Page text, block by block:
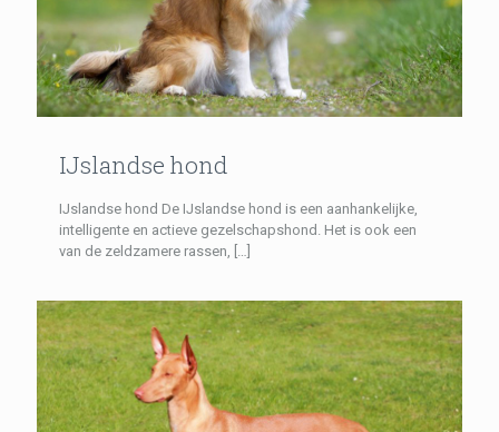
IJslandse hond
IJslandse hond De IJslandse hond is een aanhankelijke,
intelligente en actieve gezelschapshond. Het is ook een
van de zeldzamere rassen, […]